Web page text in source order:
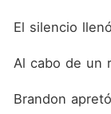
El silencio
Brandon